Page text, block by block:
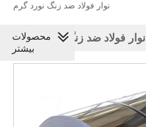
نوار فولاد ضد زنگ نورد گرم
نوار فولاد ضد زنگ نورد گرم
محصولات
بیشتر